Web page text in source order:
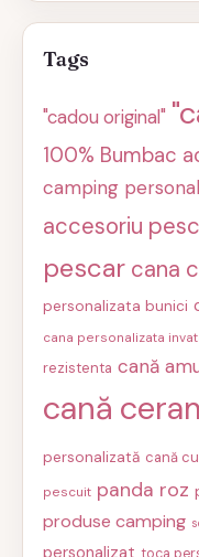
Tags
"cadou original"
100% Bumbac
camping
accesoriu
pescar cana
personalizata bunici
cana personalizata
rezistenta cană
cană
personalizată cană
pescuit panda roz
produse camping